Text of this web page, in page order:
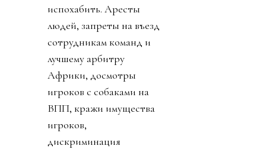
испохабить. Аресты
людей, запреты на въезд
сотрудникам команд и
лучшему арбитру
Африки, досмотры
игроков с собаками на
ВПП, кражи имущества
игроков,
дискриминация